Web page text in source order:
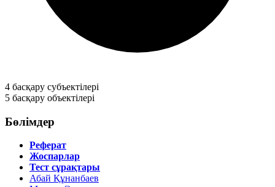
4 басқару субъектiлерi
5 басқару объектiлерi
Бөлімдер
Реферат
Жоспарлар
Тест сұрақтары
Абай Құнанбаев